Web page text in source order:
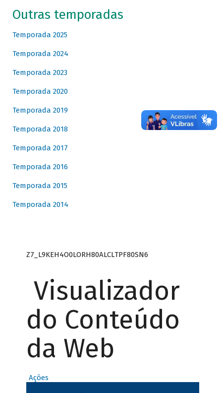
Outras temporadas
Temporada 2025
Temporada 2024
Temporada 2023
Temporada 2020
Temporada 2019
Temporada 2018
Temporada 2017
Temporada 2016
Temporada 2015
Temporada 2014
Z7_L9KEH4O0LORH80ALCLTPF80SN6
Visualizador
do Conteúdo
da Web
Ações